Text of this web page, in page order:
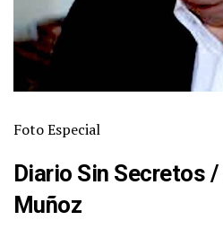
Foto Especial
Diario Sin Secretos /
Muñoz